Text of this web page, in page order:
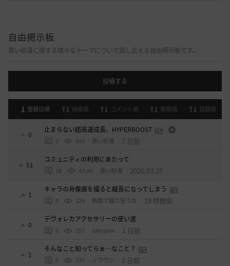
自由掲示板
黒い砂漠に関する様々なテーマについて話し合える自由掲示板です。
投稿する
登録日順 検索順 コメント順 推奨順 話題順
0
止まらない超高速成長、HYPERBOOST
0 994 黒い砂漠 7 日前
51
コミュニティの利用にあたって
18 47.8K 黒い砂漠 2020.03.25
1
キャラの肖像画を撮ると縦長になってしまう
0 224 無敵で踊り狂う女 19 時間前
0
デヴォレカアクセサリーの使い道
0 257 tanupon 1 日前
1
そんなこと知ってらぁ…なこと？
0 337 ノウワン 2 日前